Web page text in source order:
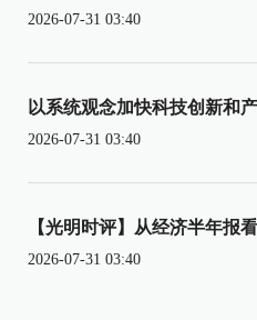
2026-07-31 03:40
以系统观念加快科技创新和
2026-07-31 03:40
【光明时评】从经济半年报
2026-07-31 03:40